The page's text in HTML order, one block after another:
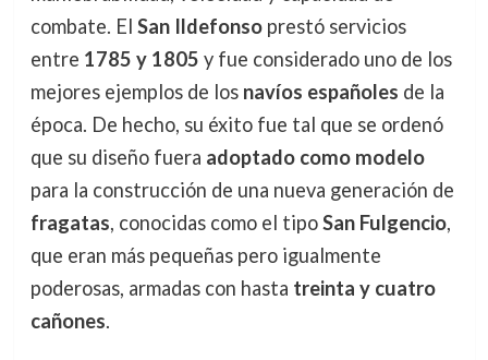
combate. El San Ildefonsoprestó servicios
entre 1785 y 1805 y fue considerado uno de los
mejores ejemplos de los navíos españoles de la
época. De hecho, su éxito fue tal que se ordenó
que su diseño fuera adoptado como modelo
para la construcción de una nueva generación de
fragatas, conocidas como el tipoSan Fulgencio,
que eran más pequeñas pero igualmente
poderosas, armadas con hasta treinta y cuatro
cañones.